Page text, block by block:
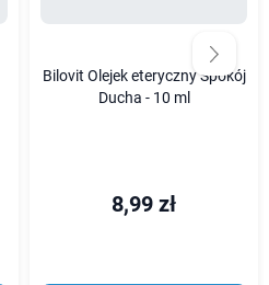
Bilovit Olejek eteryczny Spokój
Ducha - 10 ml
8,99 zł